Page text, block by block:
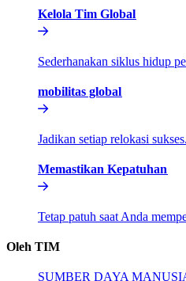
Kelola Tim Global​​
Sederhanakan siklus hidup
mobilitas global​​
Jadikan setiap relokasi sukses.​​
Memastikan Kepatuhan​​
Tetap patuh saat Anda
Oleh TIM​​
SUMBER DAYA